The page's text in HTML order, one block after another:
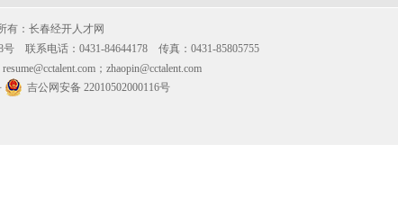
有：长春经开人才网
联系电话：0431-84644178 传真：0431-85805755
；zhaopin@cctalent.com
吉公网安备 22010502000116号